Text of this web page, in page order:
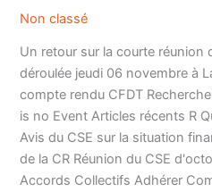
Non classé
Un retour sur la courte réunion
déroulée jeudi 06 novembre à
compte rendu CFDT
is no Event Articles récents R
Avis du CSE sur la situation
de la CR Réunion du CSE
Accords Collectifs Adhérer
réunion